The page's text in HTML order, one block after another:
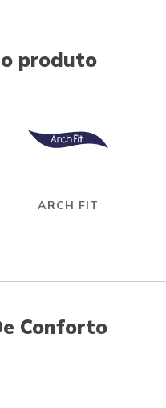
produto
ARCH FIT
Conforto